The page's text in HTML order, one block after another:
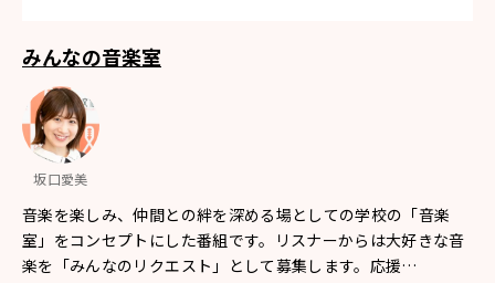
みんなの音楽室
坂口愛美
音楽を楽しみ、仲間との絆を深める場としての学校の「音楽
室」をコンセプトにした番組です。リスナーからは大好きな音
楽を「みんなのリクエスト」として募集します。応援…